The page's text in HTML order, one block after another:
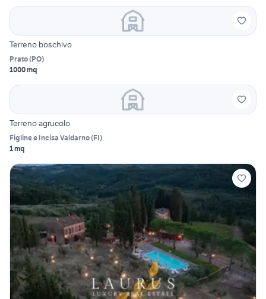
Terreno boschivo
Prato(PO)
1000 mq
Terreno agrucolo
Figline e Incisa Valdarno(FI)
1 mq